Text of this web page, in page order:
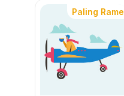
Paling Rame